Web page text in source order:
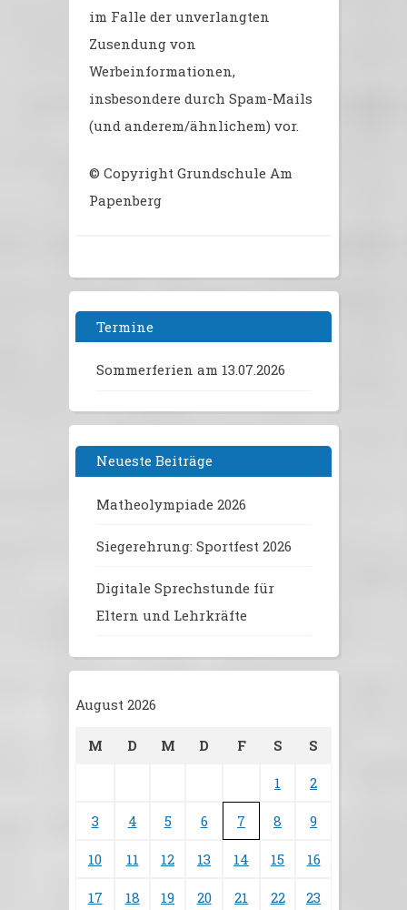
im Falle der unverlangten
Zusendung von
Werbeinformationen,
insbesondere durch Spam-Mails
(und anderem/ähnlichem) vor.
© Copyright Grundschule Am
Papenberg
Termine
Sommerferien am 13.07.2026
Neueste Beiträge
Matheolympiade 2026
Siegerehrung: Sportfest 2026
Digitale Sprechstunde für
Eltern und Lehrkräfte
August 2026
M D M D F S S
1 2
3 4 5 6 7 8 9
10 11 12 13 14 15 16
17 18 19 20 21 22 23